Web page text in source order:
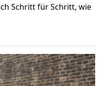
Schritt für Schritt, wie